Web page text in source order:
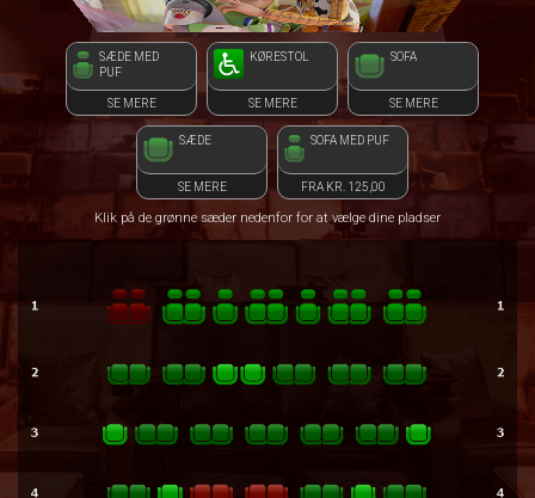
SÆDE MED
PUF
SE MERE
KØRESTOL
SE MERE
SOFA
SE MERE
SÆDE
SE MERE
SOFA MED PUF
FRA KR. 125,00
Klik på de grønne sæder nedenfor for at vælge dine pladser